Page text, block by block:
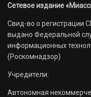
Сетевое издание
Свид-во о регистрации
выдано Федеральной
информационных
(Роскомнадзор)
Учредители:
Автономная